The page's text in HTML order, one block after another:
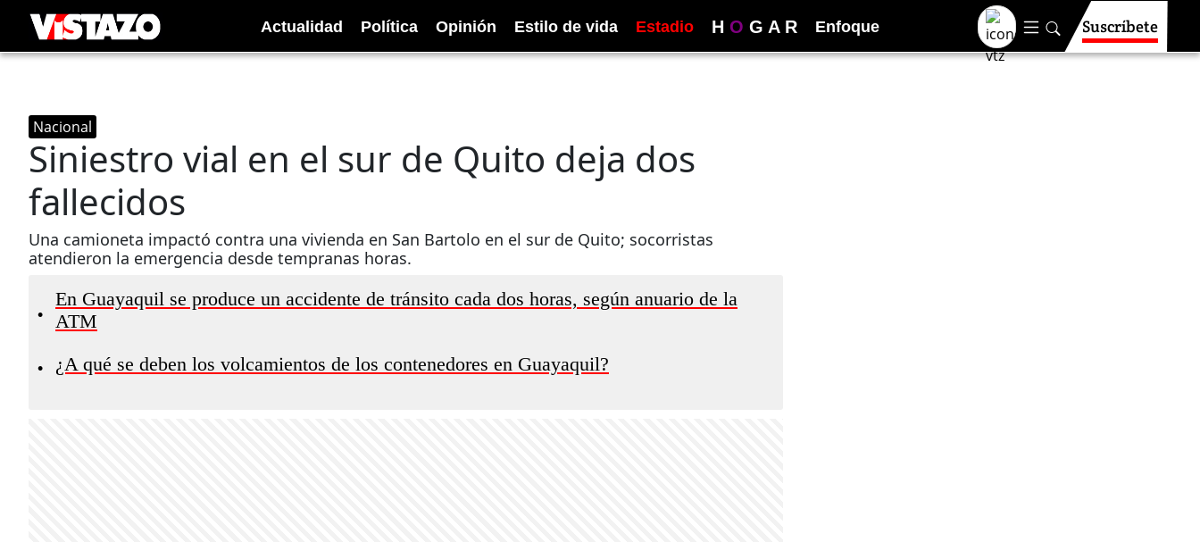
Actualidad Política Opinión Estilo de vida Estadio H O G A R Enfoque Suscríbete
Nacional
Siniestro vial en el sur de Quito deja dos
fallecidos
Una camioneta impactó contra una vivienda en San Bartolo en el sur de Quito; socorristas
atendieron la emergencia desde tempranas horas.
•
En Guayaquil se produce un accidente de tránsito cada dos horas, según anuario de la
ATM
• ¿A qué se deben los volcamientos de los contenedores en Guayaquil?